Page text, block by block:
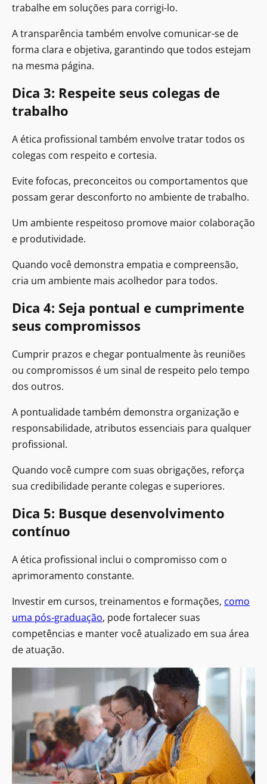
trabalhe em soluções para corrigi-lo.
A transparência também envolve comunicar-se de
forma clara e objetiva, garantindo que todos estejam
na mesma página.
Dica 3: Respeite seus colegas de
trabalho
A ética profissional também envolve tratar todos os
colegas com respeito e cortesia.
Evite fofocas, preconceitos ou comportamentos que
possam gerar desconforto no ambiente de trabalho.
Um ambiente respeitoso promove maior colaboração
e produtividade.
Quando você demonstra empatia e compreensão,
cria um ambiente mais acolhedor para todos.
Dica 4: Seja pontual e cumprimente
seus compromissos
Cumprir prazos e chegar pontualmente às reuniões
ou compromissos é um sinal de respeito pelo tempo
dos outros.
A pontualidade também demonstra organização e
responsabilidade, atributos essenciais para qualquer
profissional.
Quando você cumpre com suas obrigações, reforça
sua credibilidade perante colegas e superiores.
Dica 5: Busque desenvolvimento
contínuo
A ética profissional inclui o compromisso com o
aprimoramento constante.
Investir em cursos, treinamentos e formações, como
uma pós-graduação, pode fortalecer suas
competências e manter você atualizado em sua área
de atuação.